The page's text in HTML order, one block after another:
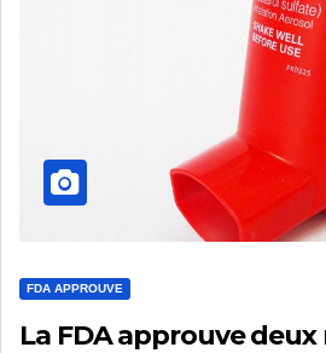
FDA APPROUVE
La FDA approuve